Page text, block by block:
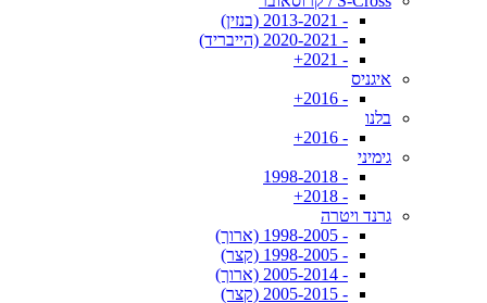
- 2013-2021 (בנזין)
- 2020-2021 (הייבריד)
- 2021+
איגניס
- 2016+
בלנו
- 2016+
גימיני
- 1998-2018
- 2018+
גרנד ויטרה
- 1998-2005 (ארוך)
- 1998-2005 (קצר)
- 2005-2014 (ארוך)
- 2005-2015 (קצר)